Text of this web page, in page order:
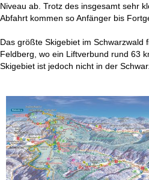
Niveau ab. Trotz des insgesamt sehr
Abfahrt kommen so Anfänger bis
Das größte Skigebiet im Schwarzwald
Feldberg, wo ein Liftverbund rund 63
Skigebiet ist jedoch nicht in der